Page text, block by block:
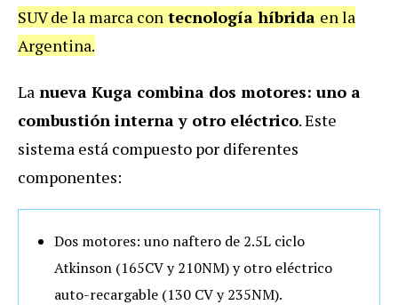
SUV de la marca con tecnología híbrida en la
Argentina.
La nueva Kuga combina dos motores: uno a
combustión interna y otro eléctrico. Este
sistema está compuesto por diferentes
componentes:
Dos motores: uno naftero de 2.5L ciclo
Atkinson (165CV y 210NM) y otro eléctrico
auto-recargable (130 CV y 235NM).